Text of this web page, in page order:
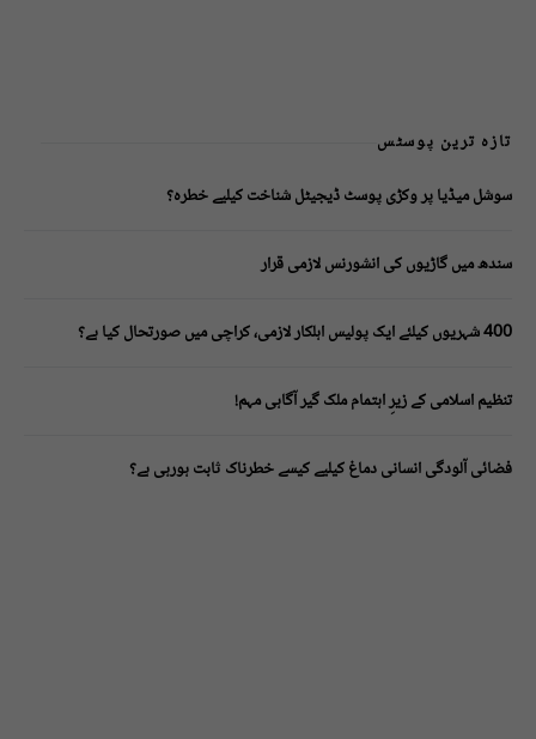
تازہ ترین پوسٹس
سوشل میڈیا پر وکڑی پوسٹ ڈیجیٹل شناخت کیلیے خطرہ؟
سندھ میں گاڑیوں کی انشورنس لازمی قرار
400 شہریوں کیلئے ایک پولیس اہلکار لازمی، کراچی میں صورتحال کیا ہے؟
تنظیم اسلامی کے زیرِ اہتمام ملک گیر آگاہی مہم!
فضائی آلودگی انسانی دماغ کیلیے کیسے خطرناک ثابت ہورہی ہے؟